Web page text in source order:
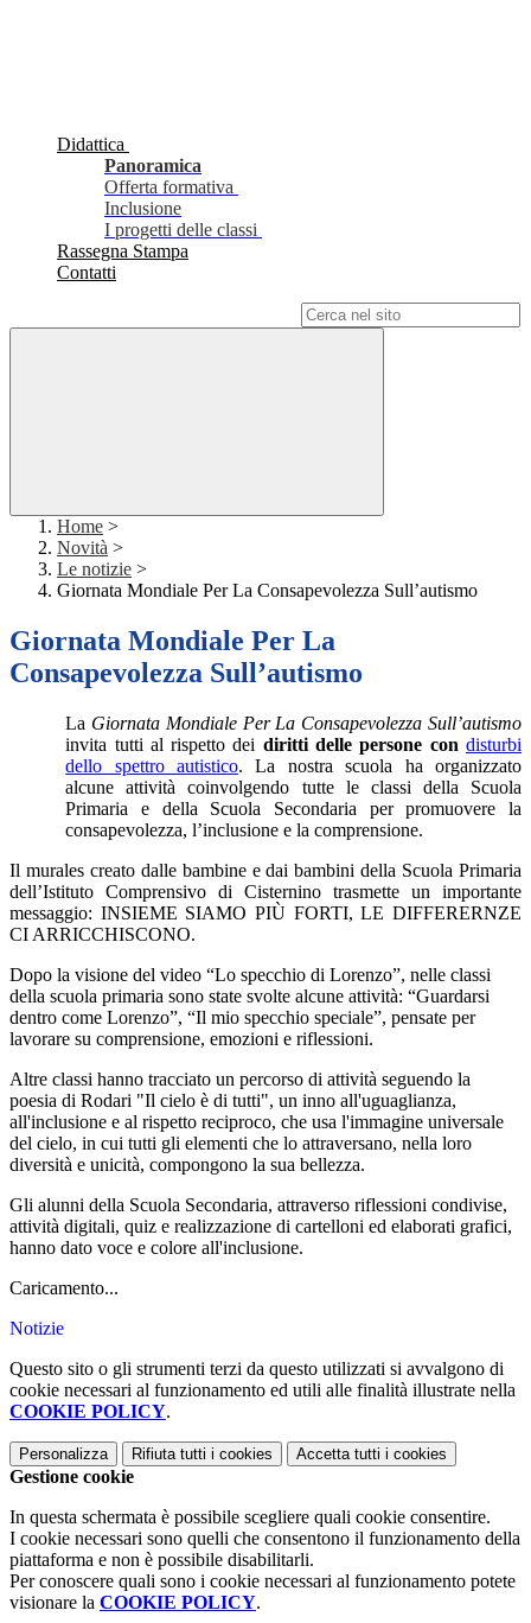
Didattica
Panoramica
Offerta formativa
Inclusione
I progetti delle classi
Rassegna Stampa
Contatti
Home >
Novità >
Le notizie >
Giornata Mondiale Per La Consapevolezza Sull’autismo
Giornata Mondiale Per La
Consapevolezza Sull’autismo
La Giornata Mondiale Per La Consapevolezza Sull’autismo
invita tutti al rispetto dei diritti delle persone con disturbi
dello spettro autistico. La nostra scuola ha organizzato
alcune attività coinvolgendo tutte le classi della Scuola
Primaria e della Scuola Secondaria per promuovere la
consapevolezza, l’inclusione e la comprensione.
Il murales creato dalle bambine e dai bambini della Scuola Primaria
dell’Istituto Comprensivo di Cisternino trasmette un importante
messaggio: INSIEME SIAMO PIÙ FORTI, LE DIFFERERNZE
CI ARRICCHISCONO.
Dopo la visione del video “Lo specchio di Lorenzo”, nelle classi
della scuola primaria sono state svolte alcune attività: “Guardarsi
dentro come Lorenzo”, “Il mio specchio speciale”, pensate per
lavorare su comprensione, emozioni e riflessioni.
Altre classi hanno tracciato un percorso di attività seguendo la
poesia di Rodari "Il cielo è di tutti", un inno all'uguaglianza,
all'inclusione e al rispetto reciproco, che usa l'immagine universale
del cielo, in cui tutti gli elementi che lo attraversano, nella loro
diversità e unicità, compongono la sua bellezza.
Gli alunni della Scuola Secondaria, attraverso riflessioni condivise,
attività digitali, quiz e realizzazione di cartelloni ed elaborati grafici,
hanno dato voce e colore all'inclusione.
Caricamento...
Notizie
Questo sito o gli strumenti terzi da questo utilizzati si avvalgono di
cookie necessari al funzionamento ed utili alle finalità illustrate nella
COOKIE POLICY.
Personalizza Rifiuta tutti i cookies Accetta tutti i cookies
Gestione cookie
In questa schermata è possibile scegliere quali cookie consentire.
I cookie necessari sono quelli che consentono il funzionamento della
piattaforma e non è possibile disabilitarli.
Per conoscere quali sono i cookie necessari al funzionamento potete
visionare la COOKIE POLICY.